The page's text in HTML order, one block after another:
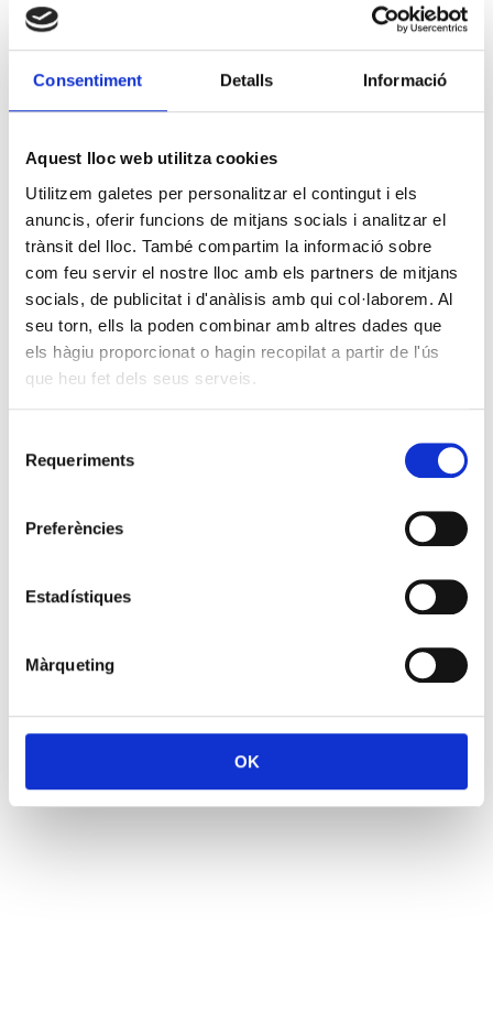
Consentiment Detalls Informació
Aquest lloc web utilitza cookies
Utilitzem galetes per personalitzar el contingut i els
anuncis, oferir funcions de mitjans socials i analitzar el
trànsit del lloc. També compartim la informació sobre
com feu servir el nostre lloc amb els partners de mitjans
socials, de publicitat i d'anàlisis amb qui col·laborem. Al
seu torn, ells la poden combinar amb altres dades que
els hàgiu proporcionat o hagin recopilat a partir de l'ús
que heu fet dels seus serveis.
Requeriments
Preferències
Estadístiques
Màrqueting
OK